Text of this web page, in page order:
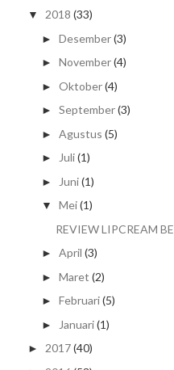
▼ 2018 (33)
► Desember(3)
► November(4)
► Oktober(4)
► September(3)
► Agustus (5)
► Juli(1)
► Juni(1)
▼ Mei(1)
REVIEW LIPCREAM
► April (3)
► Maret (2)
► Februari(5)
► Januari(1)
► 2017(40)